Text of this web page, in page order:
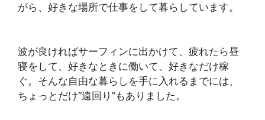
がら、好きな場所で仕事をして暮らしています。
波が良ければサーフィンに出かけて、疲れたら昼
寝をして、好きなときに働いて、好きなだけ稼
ぐ。そんな自由な暮らしを手に入れるまでには、
ちょっとだけ“遠回り”もありました。